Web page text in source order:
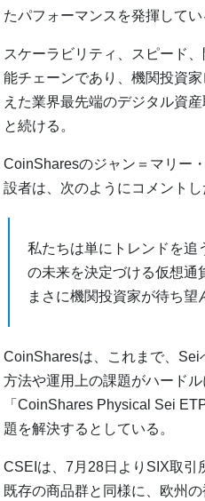
たパフォーマンスを発揮してい
スケーラビリティ、スピード
能チェーンであり、機関投資
えた業界最先端のデジタル資
と続ける。
CoinSharesのジャン＝マリー
設者は、次のようにコメントし
私たちは単にトレンドを追
の未来を決定づける仮想通
まさに機関投資家が待ち望
CoinSharesは、これまで、
方法や運用上の課題がハードル
「CoinShares Physical Sei
題を解決するとしている。
CSEIは、7月28日よりSIX取
既存の商品群と同様に、欧州